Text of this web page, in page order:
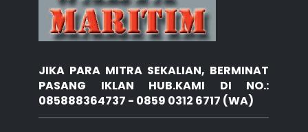
JIKA PARA MITRA SEKALIAN, BERMINAT
PASANG IKLAN HUB.KAMI DI NO.:
085888364737 - 0859 0312 6717 (WA)